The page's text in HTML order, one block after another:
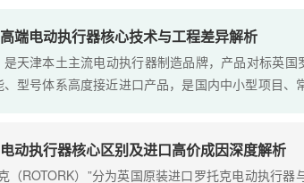
端电动执行器核心技术与工程差异解析
天津本土主流电动执行器制造品牌，产品对标英国
型号体系高度接近进口产品，是国内中小型项目、
动执行器核心区别及进口高价成因深度解析
（ROTORK）”分为英国原装进口罗托克电动执行器